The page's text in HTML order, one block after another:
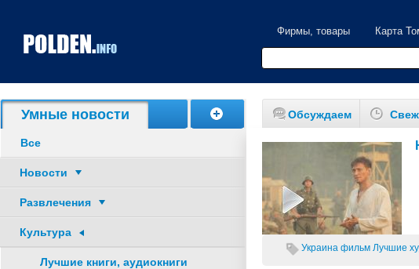
Фирмы, товары Карта
Умные новости
Все
Новости
Развлечения
Культура
Лучшие книги, аудиокниги
Обсуждаем
Украина фильм Лучшие